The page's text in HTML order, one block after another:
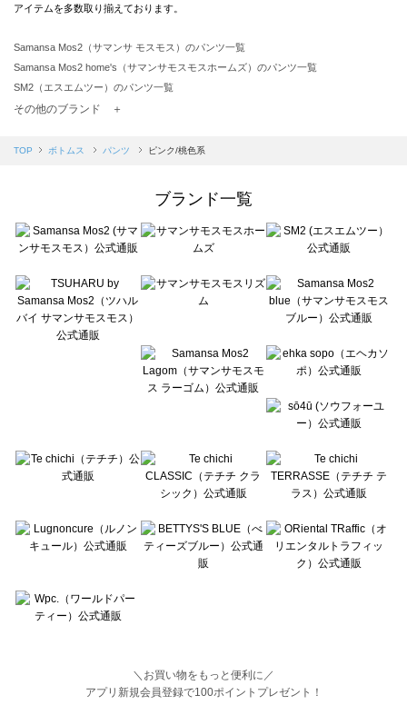
アイテムを多数取り揃えております。
Samansa Mos2（サマンサ モスモス）のパンツ一覧
Samansa Mos2 home's（サマンサモスモスホームズ）のパンツ一覧
SM2（エスエムツー）のパンツ一覧
TSUHARU by Samansa Mos2（ツハルバイサマンサモスモス）のパンツ一覧
Samansa Mos2 blue（サマンサモスモス ブルー）のパンツ一覧
sō4ū（ソウフォーユー）のパンツ一覧
Te chichi（テチチ）のパンツ一覧
Te chichi CLASSIC（テチチ クラシック）のパンツ一覧
Lugnoncure（ルノンキュール）のパンツ一覧
BETTY'S BLUE（べティーズブルー）のパンツ一覧
Wpc.（ワールドパーティー）のパンツ一覧
その他のブランド ＋
TOP ボトムス パンツ ピンク/桃色系
ブランド一覧
＼お買い物をもっと便利に／
アプリ新規会員登録で100ポイントプレゼント！